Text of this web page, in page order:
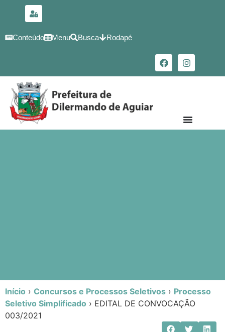
conteúdo
Conteúdo Menu Busca Rodapé
Início › Concursos e Processos Seletivos › Processo
Seletivo Simplificado › EDITAL DE CONVOCAÇÃO
003/2021